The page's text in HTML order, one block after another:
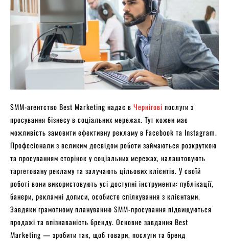
SMM-агентство Best Marketing надає в Чернігові послуги з
просування бізнесу в соціальних мережах. Тут кожен має
можливість замовити ефективну рекламу в Facebook та Instagram.
Професіонали з великим досвідом роботи займаються розкруткою
та просуванням сторінок у соціальних мережах, налаштовують
таргетовану рекламу та залучають цільових клієнтів. У своїй
роботі вони використовують усі доступні інструменти: публікації,
банери, рекламні дописи, особисте спілкування з клієнтами.
Завдяки грамотному плануванню SMM-просування підвищуються
продажі та впізнаваність бренду. Основне завдання Best
Marketing — зробити так, щоб товари, послуги та бренд